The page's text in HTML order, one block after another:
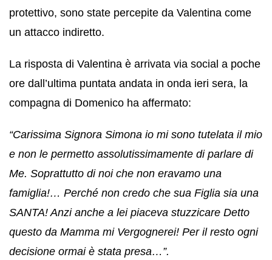
protettivo, sono state percepite da Valentina come
un attacco indiretto.
La risposta di Valentina è arrivata via social a poche
ore dall’ultima puntata andata in onda ieri sera, la
compagna di Domenico ha affermato:
“Carissima Signora Simona io mi sono tutelata il mio
e non le permetto assolutissimamente di parlare di
Me. Soprattutto di noi che non eravamo una
famiglia!… Perché non credo che sua Figlia sia una
SANTA! Anzi anche a lei piaceva stuzzicare Detto
questo da Mamma mi Vergognerei! Per il resto ogni
decisione ormai è stata presa…”.